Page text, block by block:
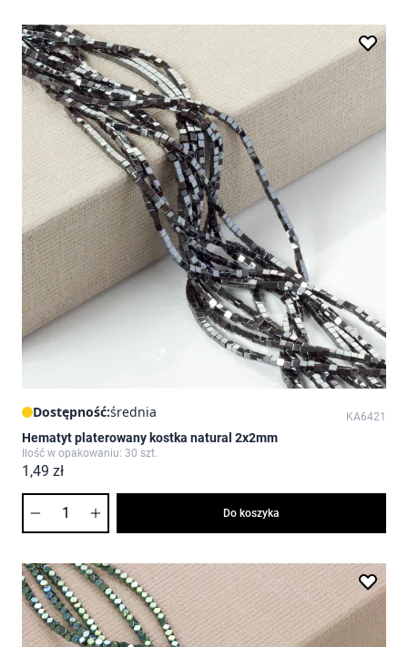
Dostępność:średnia KA6421
Hematyt platerowany kostka natural 2x2mm
Ilość w opakowaniu: 30 szt.
1,49 zł
Do koszyka